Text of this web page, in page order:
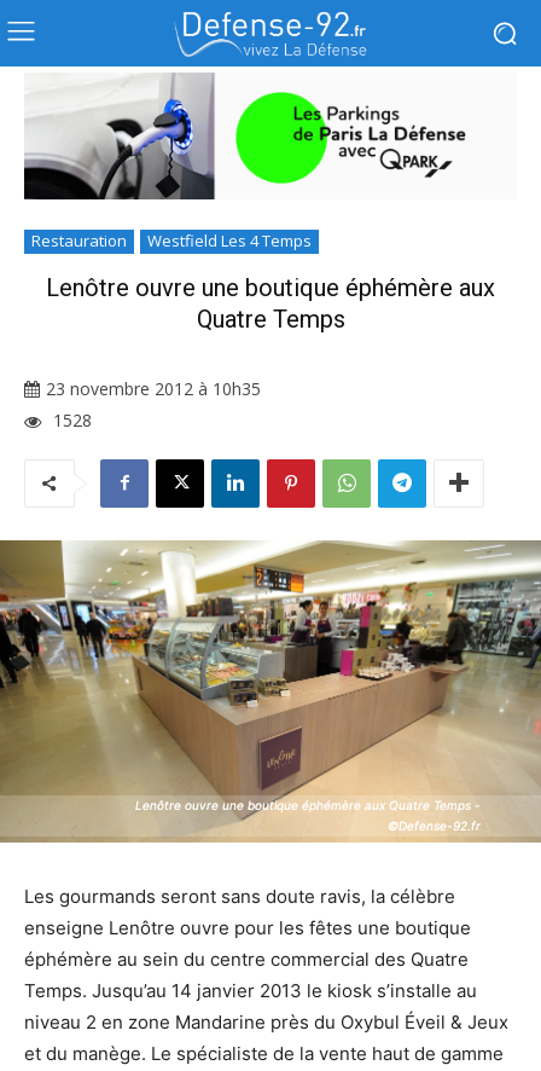
Restauration Westfield Les 4 Temps
Lenôtre ouvre une boutique éphémère aux
Quatre Temps
23 novembre 2012 à 10h35
1528
Lenôtre ouvre une boutique éphémère aux Quatre Temps -
©Defense-92.fr
Lenôtre ouvre une boutique éphémère aux Quatre Temps -
©Defense-92.fr
Les gourmands seront sans doute ravis, la célèbre
enseigne Lenôtre ouvre pour les fêtes une boutique
éphémère au sein du centre commercial des Quatre
Temps. Jusqu’au 14 janvier 2013 le kiosk s’installe au
niveau 2 en zone Mandarine près du Oxybul Éveil & Jeux
et du manège. Le spécialiste de la vente haut de gamme